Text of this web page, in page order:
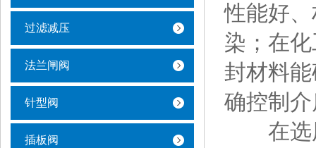
性能好
染；在
封材料
确控制
在选用
过滤减压
法兰闸阀
针型阀
插板阀